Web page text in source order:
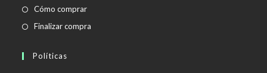
Cómo comprar
Finalizar compra
Políticas